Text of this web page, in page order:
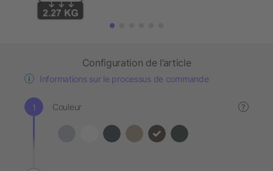
Configuration de l’article
Informations sur le processus de commande
Couleur ?